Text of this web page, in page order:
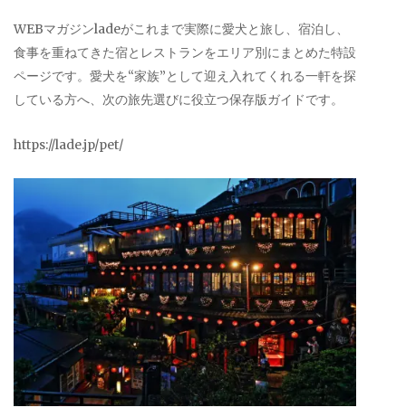
WEBマガジンladeがこれまで実際に愛犬と旅し、宿泊し、
食事を重ねてきた宿とレストランをエリア別にまとめた特設
ページです。愛犬を“家族”として迎え入れてくれる一軒を探
している方へ、次の旅先選びに役立つ保存版ガイドです。
https://lade.jp/pet/